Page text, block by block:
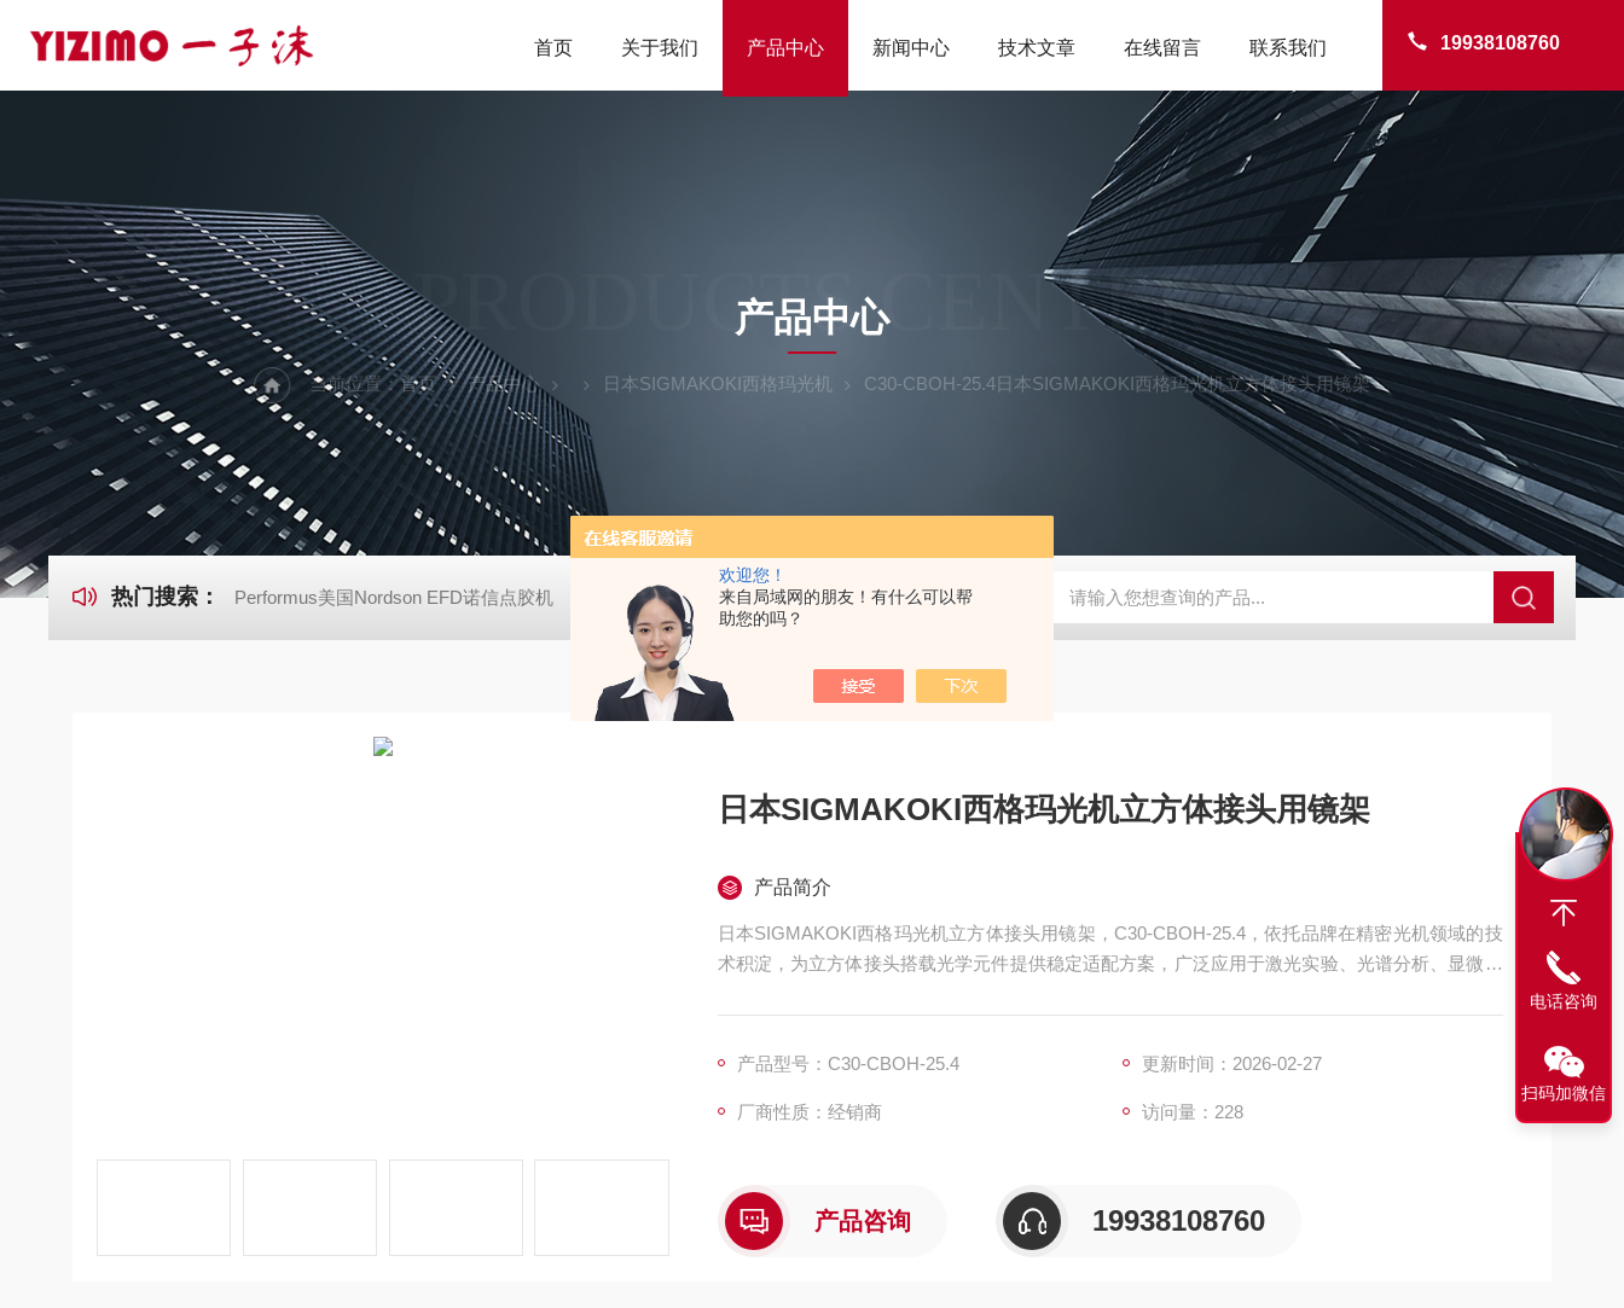
欢迎您！
来自局域网的朋友！有什么可以帮
助您的吗？
19938108760
首页 关于我们 产品中心 新闻中心 技术文章 在线留言 联系我们
PRODUCTS CENTER
产品中心
当前位置：首页 产品中心 日本SIGMAKOKI西格玛光机 C30-CBOH-25.4日本SIGMAKOKI西格玛光机立方体接头用镜架
热门搜索： Performus美国Nordson EFD诺信点胶机 日本大塚otsuka MINUK 3D显微镜 TX-200日本凯特KETT外观分析仪器 粒度镜 SR-24LE美国里奇 RIDGID 管线定位仪带GPS
日本SIGMAKOKI西格玛光机立方体接头用镜架
产品简介
日本SIGMAKOKI西格玛光机立方体接头用镜架，C30-CBOH-25.4，依托品牌在精密光机领域的技
术积淀，为立方体接头搭载光学元件提供稳定适配方案，广泛应用于激光实验、光谱分析、显微成
产品型号：C30-CBOH-25.4 更新时间：2026-02-27
厂商性质：经销商 访问量：228
产品咨询 19938108760
电话咨询
扫码加微信